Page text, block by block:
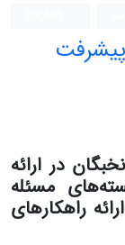
در ارائه
مسئله
راهکارهای